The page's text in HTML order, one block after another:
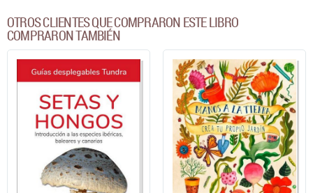
OTROS CLIENTES QUE COMPRARON ESTE LIBRO
COMPRARON TAMBIÉN